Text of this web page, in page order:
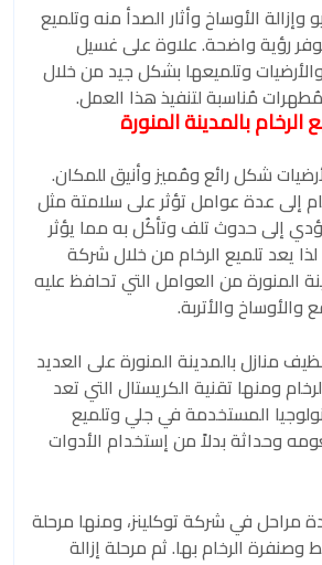
وإزالة الأوساخ وأثار الصدأ منه وتلميع
رؤية واضحة. علاوة على غسيل
وتلميعها بشكل جيد من خلال
مُناسبة لتنفيذ هذا العمل.
بالمدينة المنورة
شكل رائع ومُميز وأنيق للمكان.
إلى عدة عوامل تؤثر على سلامتة مثل
إلى حدوث تلف وتأكُل به مما يؤثر
يعد تلميع الرخام من خلال شركة
المنورة من العوامل التي تحافظ عليه
والأتربة.
منازل بالمدينة المنورة على العديد
ومنها تقنية الكريستال التي تعد
المستخدمة في جلي وتلميع
وحداثة بدلاً من إستخدام الأدوات
مراحل في شركة توكلينز، ومنها مرحلة
الرخام بها. ثم مرحلة إزالة